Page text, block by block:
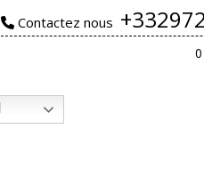
Contactez nous
0